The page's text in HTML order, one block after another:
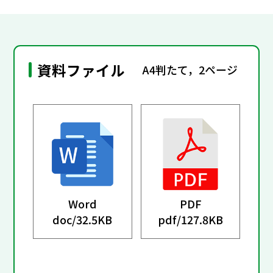
資料ファイル A4判たて，2ページ
Word
doc/32.5KB
PDF
pdf/127.8KB